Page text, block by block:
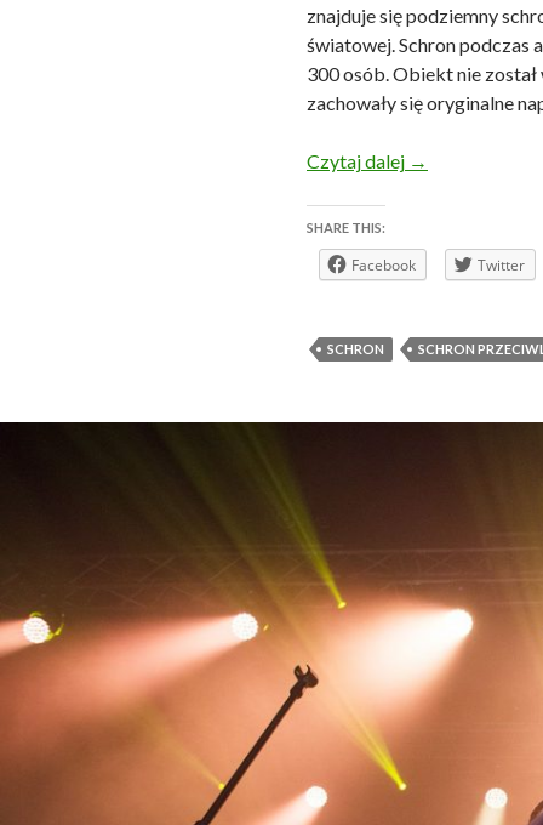
znajduje się podziemny
światowej. Schron podczas
300 osób. Obiekt nie
zachowały się oryginalne
Czytaj dalej Wrocław –
→
SHARE THIS:
Facebook Twitter
SCHRON SCHRON